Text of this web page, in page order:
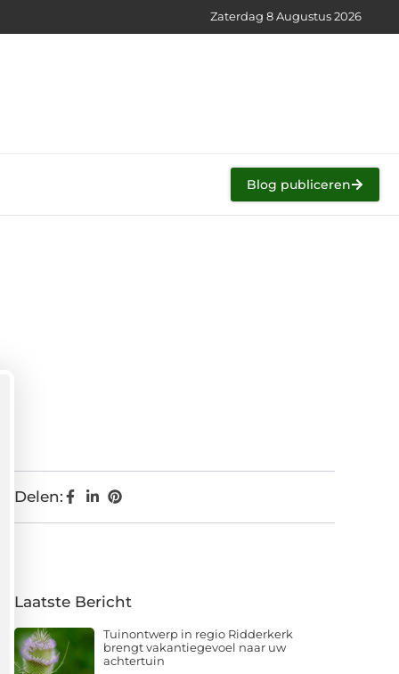
Zaterdag 8 Augustus 2026
Blog publiceren
Delen:
Laatste Bericht
Tuinontwerp in regio Ridderkerk
brengt vakantiegevoel naar uw
achtertuin